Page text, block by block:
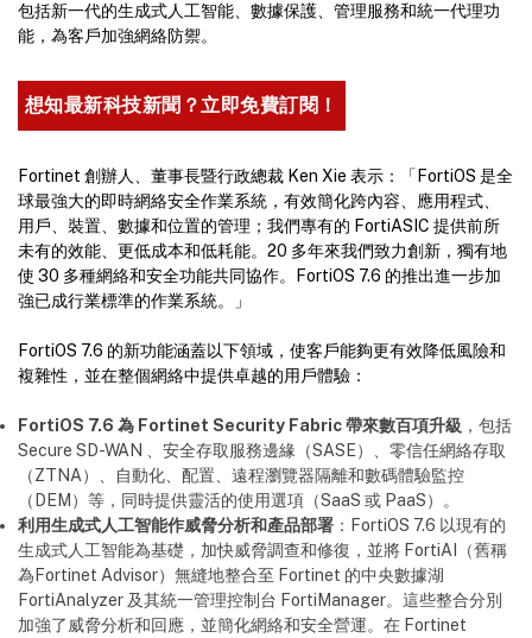
包括新一代的生成式人工智能、數據保護、管理服務和統一代理功
能，為客戶加強網絡防禦。
想知最新科技新聞？立即免費訂閱！
Fortinet 創辦人、董事長暨行政總裁 Ken Xie 表示：「FortiOS 是全
球最強大的即時網絡安全作業系統，有效簡化跨內容、應用程式、
用戶、裝置、數據和位置的管理；我們專有的 FortiASIC 提供前所
未有的效能、更低成本和低耗能。20 多年來我們致力創新，獨有地
使 30 多種網絡和安全功能共同協作。FortiOS 7.6 的推出進一步加
強已成行業標準的作業系統。」
FortiOS 7.6 的新功能涵蓋以下領域，使客戶能夠更有效降低風險和
複雜性，並在整個網絡中提供卓越的用戶體驗：
FortiOS 7.6 為 Fortinet Security Fabric 帶來數百項升級 ，包括
Secure SD-WAN 、安全存取服務邊緣（SASE）、零信任網絡存取
（ZTNA）、自動化、配置、遠程瀏覽器隔離和數碼體驗監控
（DEM）等，同時提供靈活的使用選項（SaaS 或 PaaS）。
利用生成式人工智能作威脅分析和產品部署 ：FortiOS 7.6 以現有的
生成式人工智能為基礎，加快威脅調查和修復，並將 FortiAI（舊稱
為Fortinet Advisor）無縫地整合至 Fortinet 的中央數據湖
FortiAnalyzer 及其統一管理控制台 FortiManager。這些整合分別
加強了威脅分析和回應，並簡化網絡和安全營運。在 Fortinet